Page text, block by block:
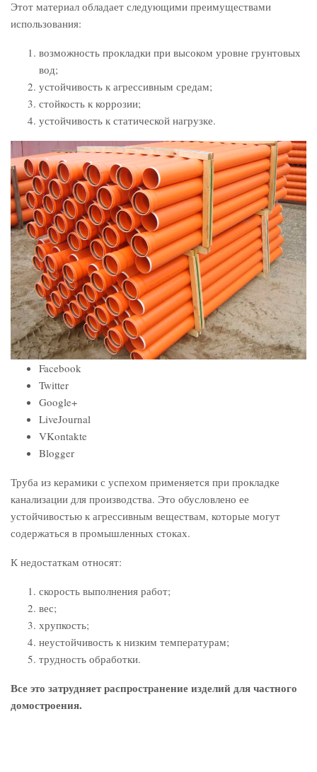
Этот материал обладает следующими преимуществами
использования:
возможность прокладки при высоком уровне грунтовых
вод;
устойчивость к агрессивным средам;
стойкость к коррозии;
устойчивость к статической нагрузке.
Facebook
Twitter
Google+
LiveJournal
VKontakte
Blogger
Труба из керамики с успехом применяется при прокладке
канализации для производства. Это обусловлено ее
устойчивостью к агрессивным веществам, которые могут
содержаться в промышленных стоках.
К недостаткам относят:
скорость выполнения работ;
вес;
хрупкость;
неустойчивость к низким температурам;
трудность обработки.
Все это затрудняет распространение изделий для частного
домостроения.